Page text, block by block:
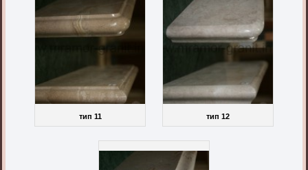
тип 11 тип 12